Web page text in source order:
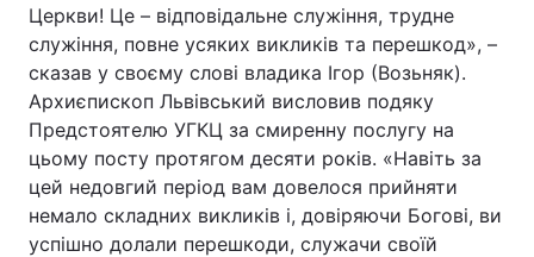
Економіка Світ
Спорт Наука
Техно і зв'язок Лайт
Зброя Інциденти
Здоров'я Туризм
Церкви! Це – відповідальне служіння, трудне
служіння, повне усяких викликів та перешкод», –
сказав у своєму слові владика Ігор (Возьняк).
Архиєпископ Львівський висловив подяку
Предстоятелю УГКЦ за смиренну послугу на
цьому посту протягом десяти років. «Навіть за
цей недовгий період вам довелося прийняти
немало складних викликів і, довіряючи Богові, ви
успішно долали перешкоди, служачи своїй